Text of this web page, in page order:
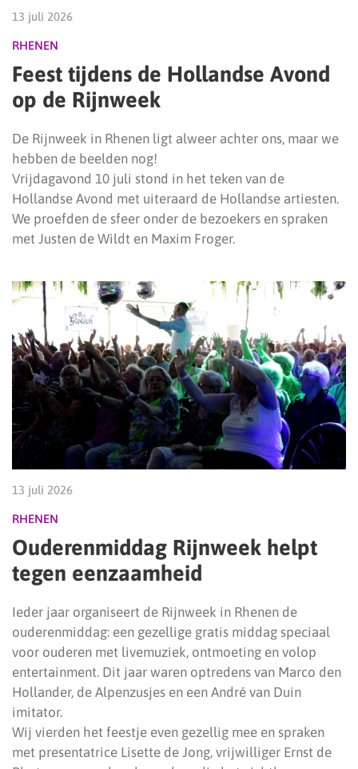
13 juli 2026
RHENEN
Feest tijdens de Hollandse Avond
op de Rijnweek
De Rijnweek in Rhenen ligt alweer achter ons, maar we
hebben de beelden nog!
Vrijdagavond 10 juli stond in het teken van de
Hollandse Avond met uiteraard de Hollandse artiesten.
We proefden de sfeer onder de bezoekers en spraken
met Justen de Wildt en Maxim Froger.
13 juli 2026
RHENEN
Ouderenmiddag Rijnweek helpt
tegen eenzaamheid
Ieder jaar organiseert de Rijnweek in Rhenen de
ouderenmiddag: een gezellige gratis middag speciaal
voor ouderen met livemuziek, ontmoeting en volop
entertainment. Dit jaar waren optredens van Marco den
Hollander, de Alpenzusjes en een André van Duin
imitator.
Wij vierden het feestje even gezellig mee en spraken
met presentatrice Lisette de Jong, vrijwilliger Ernst de